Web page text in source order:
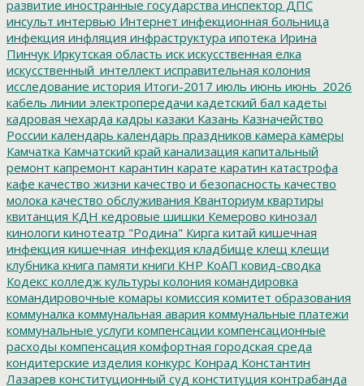
развитие иностранные государства инспектор ДПС
инсульт интервью Интернет инфекционная больница
инфекция инфляция инфраструктура ипотека Ирина
Пинчук Иркутская область иск искусственная елка
искусственный_интеллект исправительная колония
исследование история Итоги-2017 июль июнь июнь_2026
кабель линии электропередачи кадетский бал кадеты
кадровая чехарда кадры казаки Казань Казначейство
России календарь календарь праздников камера камеры
Камчатка Камчатский край канализация капитальный
ремонт капремонт карантин карате каратин катастрофа
кафе качество жизни качество и безопасность качество
молока качество обслуживания Кванториум квартиры
квитанция КДН кедровые шишки Кемерово кинозал
кинологи кинотеатр "Родина" Кирга китай кишечная
инфекция кишечная_инфекция кладбище клещ клещи
клубника книга памяти книги КНР КоАП ковид-сводка
Кодекс колледж культуры колония командировка
командировочные комары комиссия комитет образования
коммуналка коммунальная авария коммунальные платежи
коммунальные услуги компенсации компенсационные
расходы компенсация комфортная городская среда
кондитерские изделия конкурс Конрад Константин
Лазарев конституционный суд конституция контрабанда